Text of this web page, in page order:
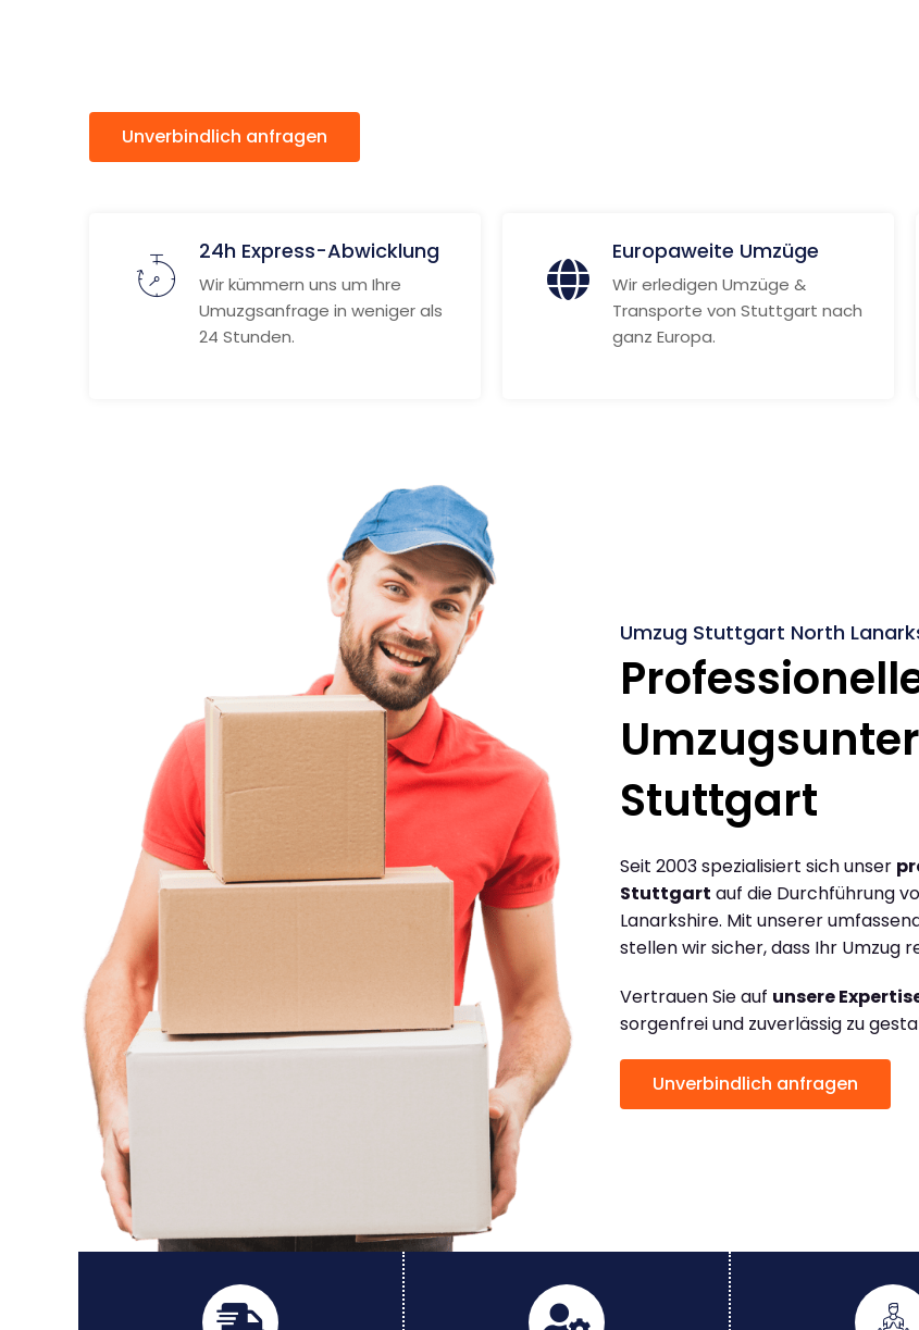
Unverbindlich anfragen
24h Express-Abwicklung
Wir kümmern uns um Ihre
Umuzgsanfrage in weniger als
24 Stunden.
Europaweite Umzüge
Wir erledigen Umzüge &
Transporte von Stuttgart nach
ganz Europa.
Umzug Stuttgart North
Stuttgart
Seit 2003 spezialisiert sich unser
Stuttgart auf die Durchführung
Lanarkshire. Mit unserer
stellen wir sicher, dass Ihr Umzug
Vertrauen Sie auf unsere
sorgenfrei und zuverlässig zu
Unverbindlich anfragen